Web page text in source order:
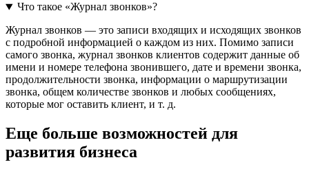
Что такое «Журнал звонков»?
Журнал звонков — это записи входящих и исходящих звонков
с подробной информацией о каждом из них. Помимо записи
самого звонка, журнал звонков клиентов содержит данные об
имени и номере телефона звонившего, дате и времени звонка,
продолжительности звонка, информации о маршрутизации
звонка, общем количестве звонков и любых сообщениях,
которые мог оставить клиент, и т. д.
Еще больше возможностей для
развития бизнеса